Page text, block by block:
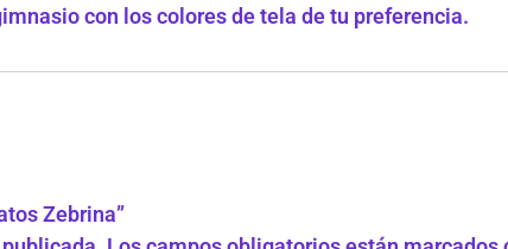
con los colores de tela de tu preferencia.
Zebrina”